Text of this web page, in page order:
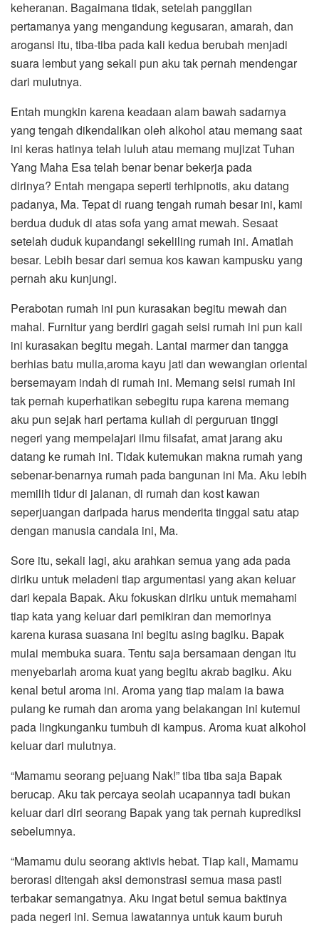
keheranan. Bagaimana tidak, setelah panggilan
pertamanya yang mengandung kegusaran, amarah, dan
arogansi itu, tiba-tiba pada kali kedua berubah menjadi
suara lembut yang sekali pun aku tak pernah mendengar
dari mulutnya.
Entah mungkin karena keadaan alam bawah sadarnya
yang tengah dikendalikan oleh alkohol atau memang saat
ini keras hatinya telah luluh atau memang mujizat Tuhan
Yang Maha Esa telah benar benar bekerja pada
dirinya? Entah mengapa seperti terhipnotis, aku datang
padanya, Ma. Tepat di ruang tengah rumah besar ini, kami
berdua duduk di atas sofa yang amat mewah. Sesaat
setelah duduk kupandangi sekeliling rumah ini. Amatlah
besar. Lebih besar dari semua kos kawan kampusku yang
pernah aku kunjungi.
Perabotan rumah ini pun kurasakan begitu mewah dan
mahal. Furnitur yang berdiri gagah seisi rumah ini pun kali
ini kurasakan begitu megah. Lantai marmer dan tangga
berhias batu mulia,aroma kayu jati dan wewangian oriental
bersemayam indah di rumah ini. Memang seisi rumah ini
tak pernah kuperhatikan sebegitu rupa karena memang
aku pun sejak hari pertama kuliah di perguruan tinggi
negeri yang mempelajari ilmu filsafat, amat jarang aku
datang ke rumah ini. Tidak kutemukan makna rumah yang
sebenar-benarnya rumah pada bangunan ini Ma. Aku lebih
memilih tidur di jalanan, di rumah dan kost kawan
seperjuangan daripada harus menderita tinggal satu atap
dengan manusia candala ini, Ma.
Sore itu, sekali lagi, aku arahkan semua yang ada pada
diriku untuk meladeni tiap argumentasi yang akan keluar
dari kepala Bapak. Aku fokuskan diriku untuk memahami
tiap kata yang keluar dari pemikiran dan memorinya
karena kurasa suasana ini begitu asing bagiku. Bapak
mulai membuka suara. Tentu saja bersamaan dengan itu
menyebarlah aroma kuat yang begitu akrab bagiku. Aku
kenal betul aroma ini. Aroma yang tiap malam ia bawa
pulang ke rumah dan aroma yang belakangan ini kutemui
pada lingkunganku tumbuh di kampus. Aroma kuat alkohol
keluar dari mulutnya.
“Mamamu seorang pejuang Nak!” tiba tiba saja Bapak
berucap. Aku tak percaya seolah ucapannya tadi bukan
keluar dari diri seorang Bapak yang tak pernah kuprediksi
sebelumnya.
“Mamamu dulu seorang aktivis hebat. Tiap kali, Mamamu
berorasi ditengah aksi demonstrasi semua masa pasti
terbakar semangatnya. Aku ingat betul semua baktinya
pada negeri ini. Semua lawatannya untuk kaum buruh